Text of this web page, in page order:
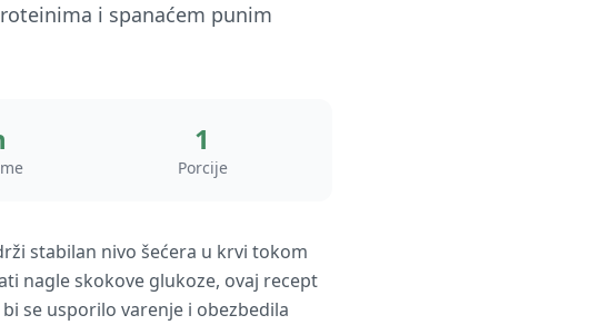
i spanaćem punim
1
Porcije
stabilan nivo šećera u krvi tokom
nagle skokove glukoze, ovaj recept
se usporilo varenje i obezbedila